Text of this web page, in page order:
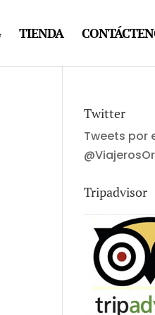
TIENDA
Twitter
Tweets por
Tripadvisor